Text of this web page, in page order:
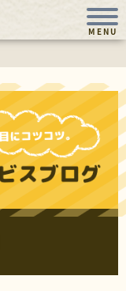
MENU